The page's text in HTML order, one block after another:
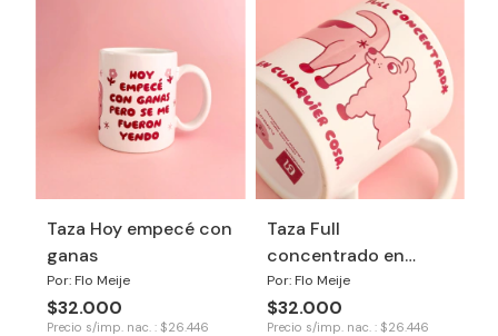
Taza Hoy empecé con
ganas
Por: Flo Meije
$32.000
Precio s/imp. nac. : $26.446
Taza Full
concentrado en
cualquier cosa
Por: Flo Meije
$32.000
Precio s/imp. nac. : $26.446